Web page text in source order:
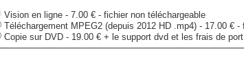
Vision en ligne - 7.00 € - fichier non téléchargeable
Téléchargement MPEG2 (depuis 2012 HD .mp4) - 17.00 €
Copie sur DVD - 19.00 € + le support dvd et les frais de port